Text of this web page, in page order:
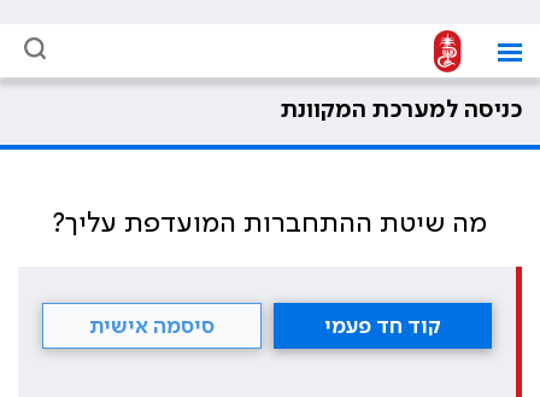
כניסה למערכת המקוונת
מה שיטת ההתחברות המועדפת עליך?
קוד חד פעמי סיסמה אישית